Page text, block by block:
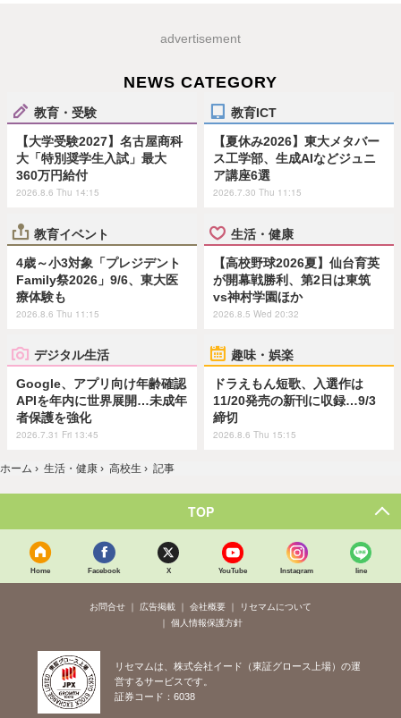
advertisement
NEWS CATEGORY
教育・受験
【大学受験2027】名古屋商科
大「特別奨学生入試」最大
360万円給付
2026.8.6 Thu 14:15
教育ICT
【夏休み2026】東大メタバー
ス工学部、生成AIなどジュニ
ア講座6選
2026.7.30 Thu 11:15
教育イベント
4歳～小3対象「プレジデント
Family祭2026」9/6、東大医
療体験も
2026.8.6 Thu 11:15
生活・健康
【高校野球2026夏】仙台育英
が開幕戦勝利、第2日は東筑
vs神村学園ほか
2026.8.5 Wed 20:32
デジタル生活
Google、アプリ向け年齢確認
APIを年内に世界展開…未成年
者保護を強化
2026.7.31 Fri 13:45
趣味・娯楽
ドラえもん短歌、入選作は
11/20発売の新刊に収録…9/3
締切
2026.8.6 Thu 15:15
ホーム › 生活・健康 › 高校生 › 記事
TOP
Home Facebook X YouTube Instagram line
お問合せ 広告掲載 会社概要
リセマムについて
個人情報保護方針
リセマムは、株式会社イード（東証グロース上場）の運
営するサービスです。
証券コード：6038